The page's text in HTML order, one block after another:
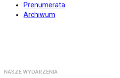
Prenumerata
Archiwum
NASZE WYDARZENIA